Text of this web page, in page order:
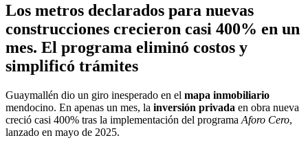
Los metros declarados para nuevas
construcciones crecieron casi 400% en un
mes. El programa eliminó costos y
simplificó trámites
Guaymallén dio un giro inesperado en el mapa inmobiliario
mendocino. En apenas un mes, la inversión privada en obra nueva
creció casi 400% tras la implementación del programa Aforo Cero,
lanzado en mayo de 2025.